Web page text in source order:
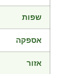
שפות
אספקה
אזור